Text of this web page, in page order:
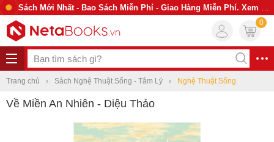
Sách Mới Nhất - Bao Sách Miễn Phí - Giao Hàng Miễn Phí. Xem Ngay
0
Trang chủ Sách Nghệ Thuật Sống - Tâm Lý Nghệ Thuật Sống
Về Miền An Nhiên - Diệu Thảo